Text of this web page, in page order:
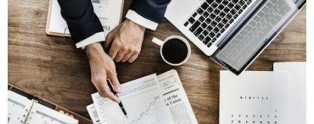
Inloggen
NL FR